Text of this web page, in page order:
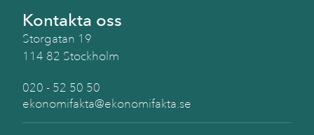
Kontakta oss
Storgatan 19
114 82 Stockholm
020 - 52 50 50
ekonomifakta@ekonomifakta.se